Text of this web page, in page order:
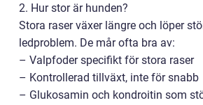
2. Hur stor är hunden?
Stora raser växer längre och löper
ledproblem. De mår ofta bra av:
– Valpfoder specifikt för stora raser
– Kontrollerad tillväxt, inte för snabb
– Glukosamin och kondroitin som